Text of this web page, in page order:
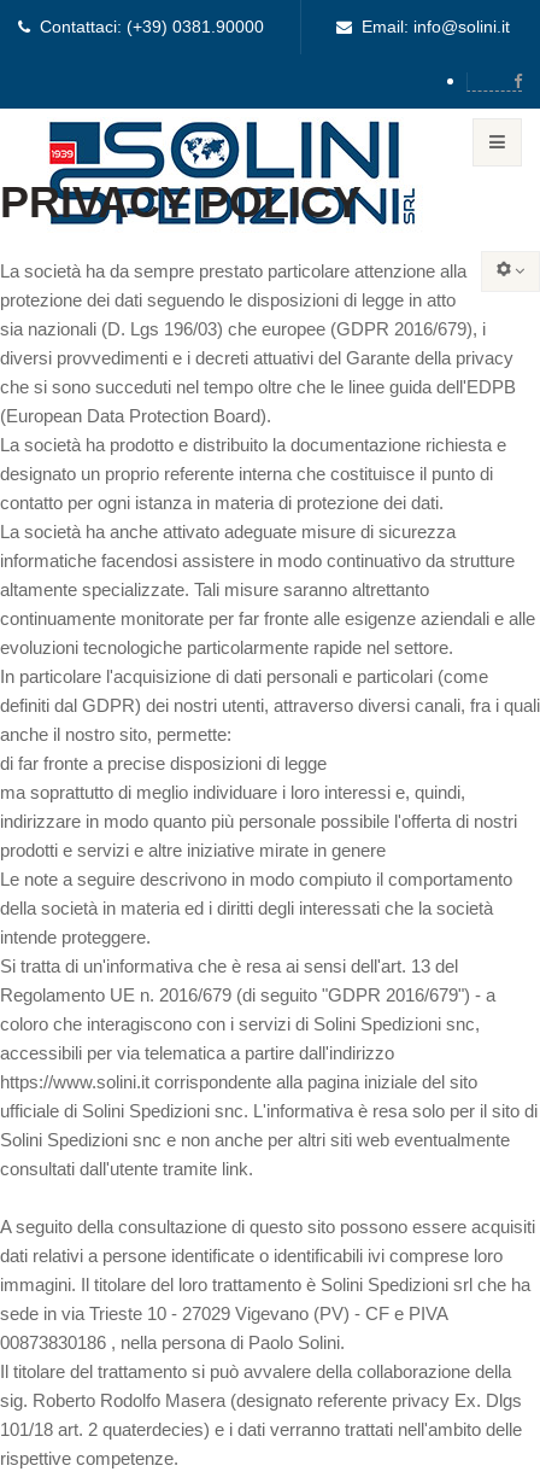
Contattaci: (+39) 0381.90000 Email: info@solini.it
PRIVACY POLICY
La società ha da sempre prestato particolare attenzione alla
protezione dei dati seguendo le disposizioni di legge in atto
sia nazionali (D. Lgs 196/03) che europee (GDPR 2016/679), i
diversi provvedimenti e i decreti attuativi del Garante della privacy
che si sono succeduti nel tempo oltre che le linee guida dell'EDPB
(European Data Protection Board).
La società ha prodotto e distribuito la documentazione richiesta e
designato un proprio referente interna che costituisce il punto di
contatto per ogni istanza in materia di protezione dei dati.
La società ha anche attivato adeguate misure di sicurezza
informatiche facendosi assistere in modo continuativo da strutture
altamente specializzate. Tali misure saranno altrettanto
continuamente monitorate per far fronte alle esigenze aziendali e alle
evoluzioni tecnologiche particolarmente rapide nel settore.
In particolare l'acquisizione di dati personali e particolari (come
definiti dal GDPR) dei nostri utenti, attraverso diversi canali, fra i quali
anche il nostro sito, permette:
di far fronte a precise disposizioni di legge
ma soprattutto di meglio individuare i loro interessi e, quindi,
indirizzare in modo quanto più personale possibile l'offerta di nostri
prodotti e servizi e altre iniziative mirate in genere
Le note a seguire descrivono in modo compiuto il comportamento
della società in materia ed i diritti degli interessati che la società
intende proteggere.
Si tratta di un'informativa che è resa ai sensi dell'art. 13 del
Regolamento UE n. 2016/679 (di seguito "GDPR 2016/679") - a
coloro che interagiscono con i servizi di Solini Spedizioni snc,
accessibili per via telematica a partire dall'indirizzo
https://www.solini.it corrispondente alla pagina iniziale del sito
ufficiale di Solini Spedizioni snc. L'informativa è resa solo per il sito di
Solini Spedizioni snc e non anche per altri siti web eventualmente
consultati dall'utente tramite link.
A seguito della consultazione di questo sito possono essere acquisiti
dati relativi a persone identificate o identificabili ivi comprese loro
immagini. Il titolare del loro trattamento è Solini Spedizioni srl che ha
sede in via Trieste 10 - 27029 Vigevano (PV) - CF e PIVA
00873830186 , nella persona di Paolo Solini.
Il titolare del trattamento si può avvalere della collaborazione della
sig. Roberto Rodolfo Masera (designato referente privacy Ex. Dlgs
101/18 art. 2 quaterdecies) e i dati verranno trattati nell'ambito delle
rispettive competenze.